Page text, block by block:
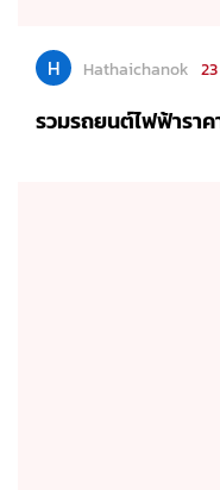
H Hathaichanok
รวมรถยนต์ไฟฟ้าราค